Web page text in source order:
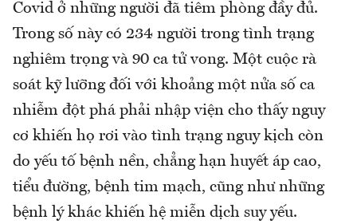
Covid ở những người đã tiêm phòng đầy đủ.
Trong số này có 234 người trong tình trạng
nghiêm trọng và 90 ca tử vong. Một cuộc rà
soát kỹ lưỡng đối với khoảng một nửa số ca
nhiễm đột phá phải nhập viện cho thấy nguy
cơ khiến họ rơi vào tình trạng nguy kịch còn
do yếu tố bệnh nền, chẳng hạn huyết áp cao,
tiểu đường, bệnh tim mạch, cũng như những
bệnh lý khác khiến hệ miễn dịch suy yếu.